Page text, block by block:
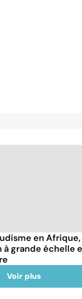
en
grande échelle
Voir plus